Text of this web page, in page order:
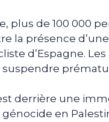
plus de 100 000
la présence
d’Espagne.
suspendre
derrière une
génocide en